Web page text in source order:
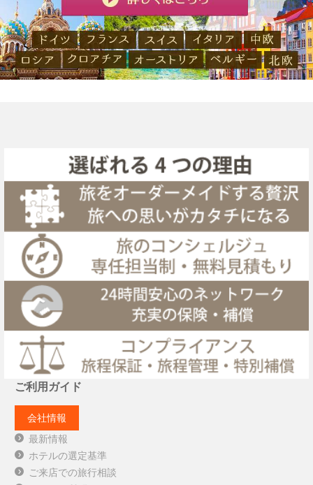
ご利用ガイド
会社情報
最新情報
ホテルの選定基準
ご来店での旅行相談